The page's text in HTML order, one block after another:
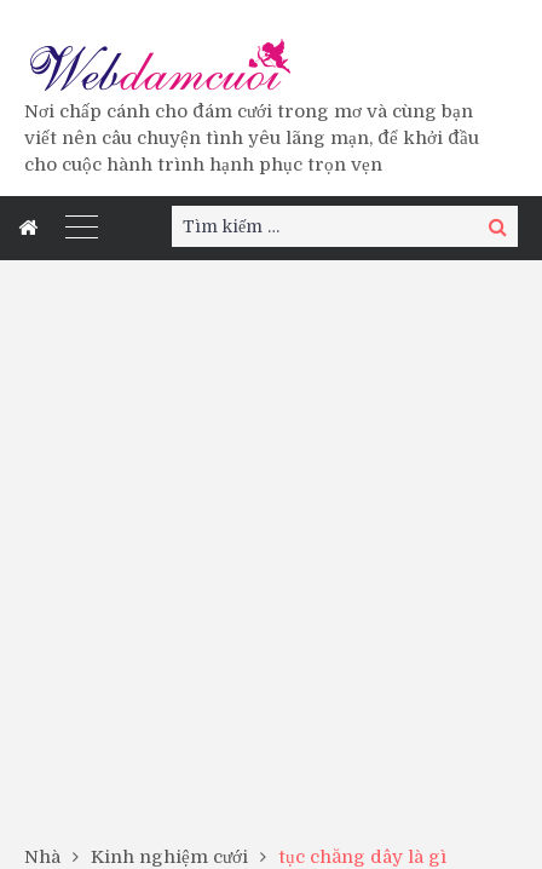
Nơi chấp cánh cho đám cưới trong mơ và cùng bạn
viết nên câu chuyện tình yêu lãng mạn, để khởi đầu
cho cuộc hành trình hạnh phục trọn vẹn
Tìm
kiếm:
Tìm
kiếm
Nhà Kinh nghiệm cưới tục chăng dây là gì